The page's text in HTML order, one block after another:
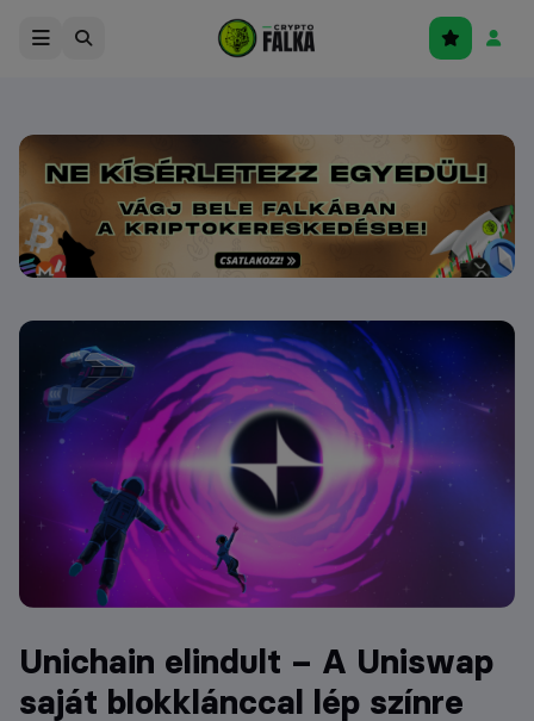
Unichain elindult – A Uniswap
saját blokklánccal lép színre